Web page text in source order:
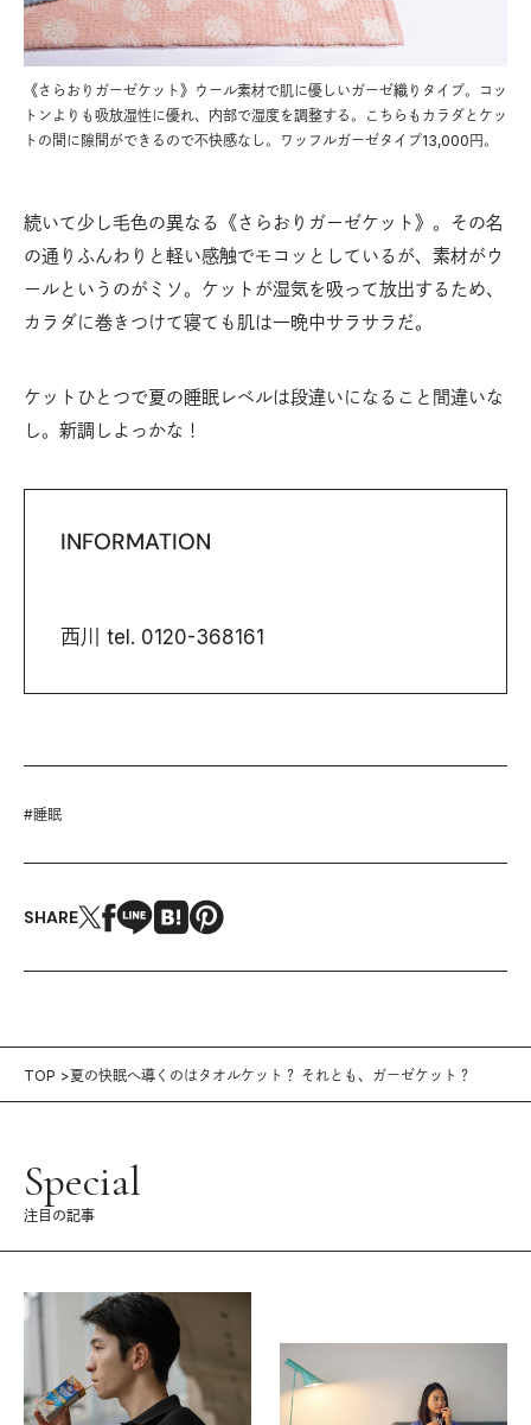
《さらおりガーゼケット》ウール素材で肌に優しいガーゼ織りタイプ。コッ
トンよりも吸放湿性に優れ、内部で湿度を調整する。こちらもカラダとケッ
トの間に隙間ができるので不快感なし。ワッフルガーゼタイプ13,000円。
続いて少し毛色の異なる《さらおりガーゼケット》。その名
の通りふんわりと軽い感触でモコッとしているが、素材がウ
ールというのがミソ。ケットが湿気を吸って放出するため、
カラダに巻きつけて寝ても肌は一晩中サラサラだ。
ケットひとつで夏の睡眠レベルは段違いになること間違いな
し。新調しよっかな！
INFORMATION
西川 tel. 0120-368161
#睡眠
SHARE
TOP 夏の快眠へ導くのはタオルケット？ それとも、ガーゼケット？
Special
注目の記事